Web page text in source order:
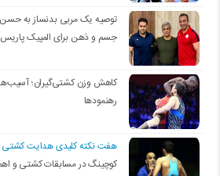
توصیه یک مربی بدنساز به
جسم و ذهن برای المپیک پاریس
کاهش وزن کشتی‌گیران؛
رهنمودها
هفت نکته کلیدی هدایت کشتی
کوچینگ در مسابقات کشتی و